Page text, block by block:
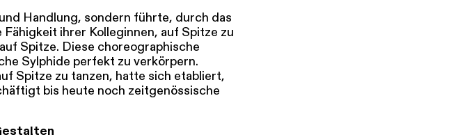
Handlung, sondern führte, durch das
ihrer Kolleginnen, auf Spitze zu
Spitze. Diese choreographische
Sylphide perfekt zu verkörpern.
Spitze zu tanzen, hatte sich etabliert,
bis heute noch zeitgenössische